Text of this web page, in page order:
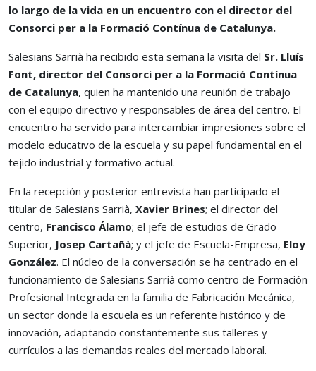
lo largo de la vida en un encuentro con el director del
Consorci per a la Formació Contínua de Catalunya.
Salesians Sarrià ha recibido esta semana la visita del Sr. Lluís
Font, director del Consorci per a la Formació Contínua
de Catalunya, quien ha mantenido una reunión de trabajo
con el equipo directivo y responsables de área del centro. El
encuentro ha servido para intercambiar impresiones sobre el
modelo educativo de la escuela y su papel fundamental en el
tejido industrial y formativo actual.
En la recepción y posterior entrevista han participado el
titular de Salesians Sarrià, Xavier Brines; el director del
centro, Francisco Álamo; el jefe de estudios de Grado
Superior, Josep Cartañà; y el jefe de Escuela-Empresa, Eloy
González. El núcleo de la conversación se ha centrado en el
funcionamiento de Salesians Sarrià como centro de Formación
Profesional Integrada en la familia de Fabricación Mecánica,
un sector donde la escuela es un referente histórico y de
innovación, adaptando constantemente sus talleres y
currículos a las demandas reales del mercado laboral.